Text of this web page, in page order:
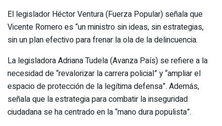
El legislador Héctor Ventura (Fuerza Popular) señala que
Vicente Romero es “un ministro sin ideas, sin estrategias,
sin un plan efectivo para frenar la ola de la delincuencia.
La legisladora Adriana Tudela (Avanza País) se refiere a la
necesidad de “revalorizar la carrera policial” y “ampliar el
espacio de protección de la legítima defensa”. Además,
señala que la estrategia para combatir la inseguridad
ciudadana se ha centrado en la “mano dura populista”.